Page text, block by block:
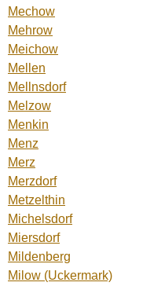
Mechow
Mehrow
Meichow
Mellen
Mellnsdorf
Melzow
Menkin
Menz
Merz
Merzdorf
Metzelthin
Michelsdorf
Miersdorf
Mildenberg
Milow (Uckermark)